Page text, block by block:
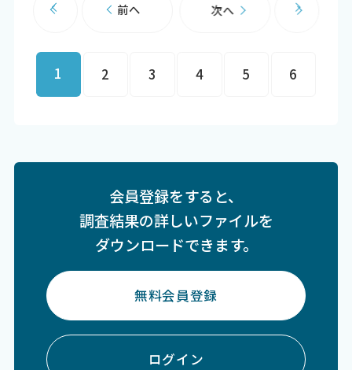
前へ
1 2 3 4 5 6
次へ
会員登録をすると、
調査結果の詳しいファイルを
ダウンロードできます。
無料会員登録
ログイン